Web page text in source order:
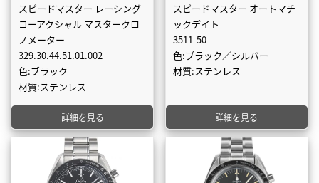
スピードマスター レーシング
コーアクシャル マスタークロ
ノメーター
329.30.44.51.01.002
色:ブラック
材質:ステンレス
詳細を見る
スピードマスター オートマチ
ックデイト
3511-50
色:ブラック／シルバー
材質:ステンレス
詳細を見る